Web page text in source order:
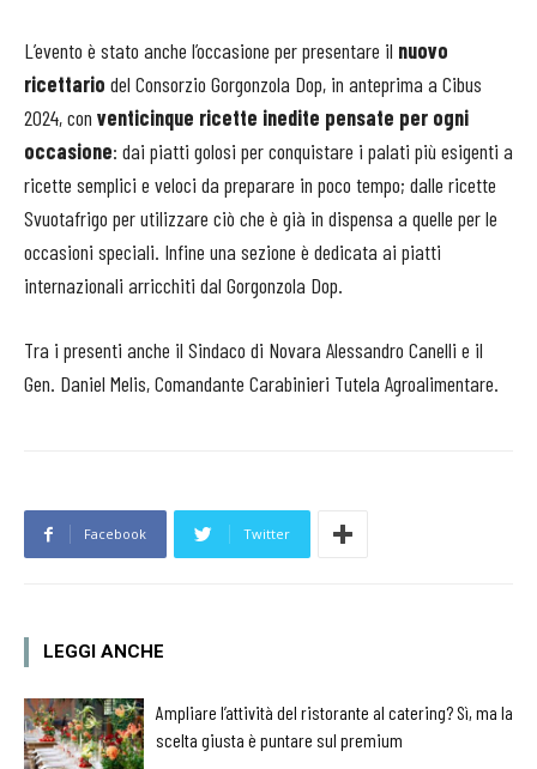
L’evento è stato anche l’occasione per presentare il nuovo
ricettario del Consorzio Gorgonzola Dop, in anteprima a Cibus
2024, con venticinque ricette inedite pensate per ogni
occasione: dai piatti golosi per conquistare i palati più esigenti a
ricette semplici e veloci da preparare in poco tempo; dalle ricette
Svuotafrigo per utilizzare ciò che è già in dispensa a quelle per le
occasioni speciali. Infine una sezione è dedicata ai piatti
internazionali arricchiti dal Gorgonzola Dop.
Tra i presenti anche il Sindaco di Novara Alessandro Canelli e il
Gen. Daniel Melis, Comandante Carabinieri Tutela Agroalimentare.
Facebook Twitter
LEGGI ANCHE
Ampliare l’attività del ristorante al catering? Sì, ma la
scelta giusta è puntare sul premium